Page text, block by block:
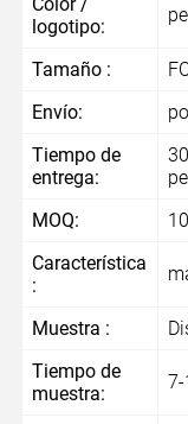
Color /
logotipo:
Tamaño :
Envío:
Tiempo de
entrega:
MOQ:
Característica
:
Muestra :
Tiempo de
muestra: